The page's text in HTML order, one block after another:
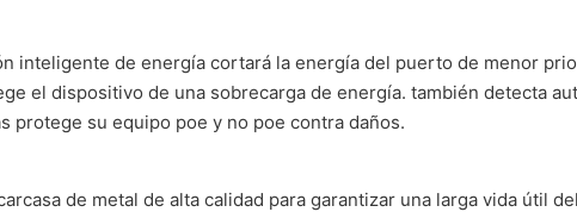
inteligente de energía cortará la energía del puerto de menor
el dispositivo de una sobrecarga de energía. también detecta
protege su equipo poe y no poe contra daños.
de metal de alta calidad para garantizar una larga vida útil